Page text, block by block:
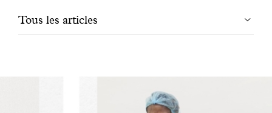
Filtrer
Tous les articles